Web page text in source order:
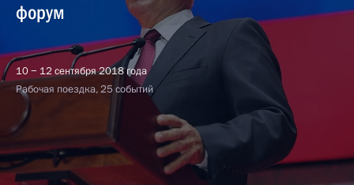
форум
10 − 12 сентября 2018 года
Рабочая поездка, 25 событий